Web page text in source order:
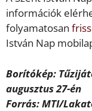
információk
folyamatosan
István Nap
Borítókép:
augusztus 27-én
Forrás: MTI/